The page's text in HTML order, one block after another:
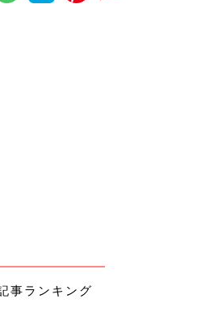
子”という思いを込めて、名前に実
さん）
事ランキング